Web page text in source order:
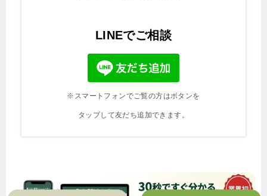
LINEでご相談
※スマートフォンでご覧の方はボタンを
タップして友だち追加できます。